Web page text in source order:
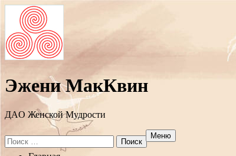
Эжени МакКвин
ДAO Женской Мудрости
Search
for:
Меню